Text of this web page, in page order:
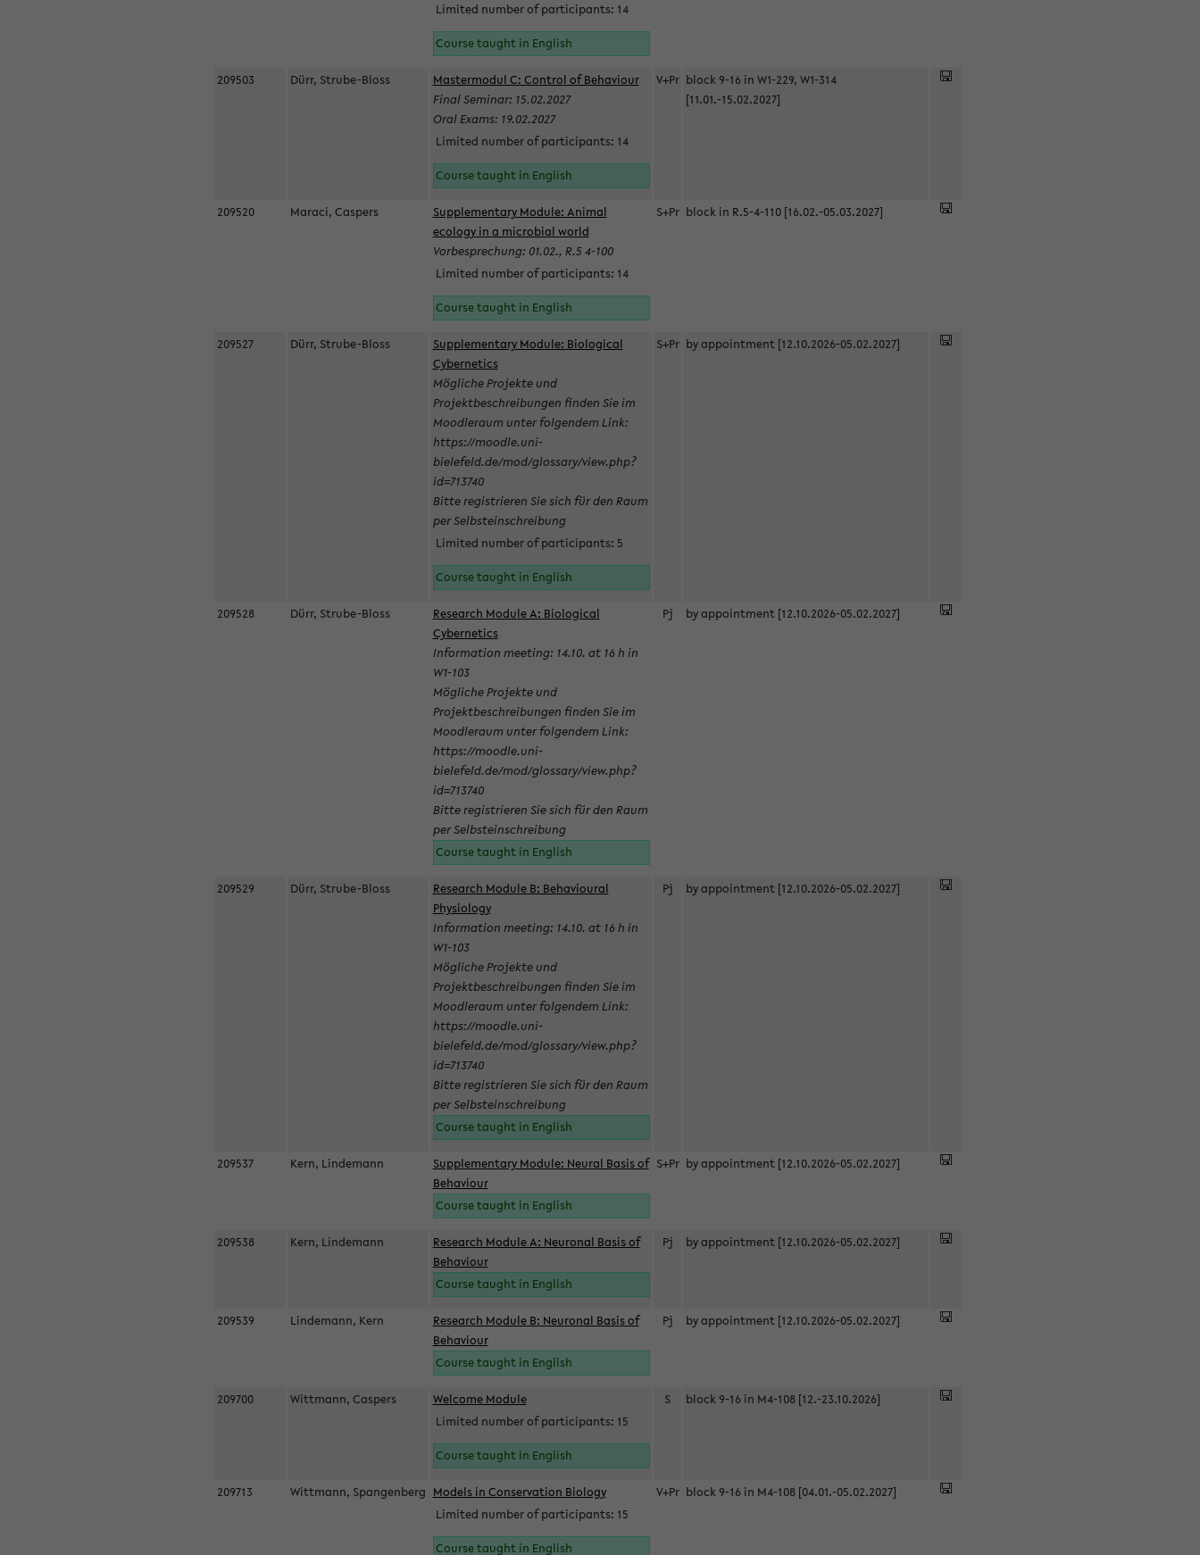
Limited number of participants: 14
Course taught in English
209503 Dürr, Strube-Bloss
Mastermodul C: Control of Behaviour
Final Seminar: 15.02.2027
Oral Exams: 19.02.2027
Limited number of participants: 14
Course taught in English
V+Pr block 9-16 in W1-229, W1-314
[11.01.-15.02.2027]
209520 Maraci, Caspers
Supplementary Module: Animal
ecology in a microbial world
Vorbesprechung: 01.02., R.5 4-100
Limited number of participants: 14
Course taught in English
S+Pr block in R.5-4-110 [16.02.-05.03.2027]
209527 Dürr, Strube-Bloss
Supplementary Module: Biological
Cybernetics
Mögliche Projekte und
Projektbeschreibungen finden Sie im
Moodleraum unter folgendem Link:
https://moodle.uni-
bielefeld.de/mod/glossary/view.php?
id=713740
Bitte registrieren Sie sich für den Raum
per Selbsteinschreibung
Limited number of participants: 5
Course taught in English
S+Pr by appointment [12.10.2026-05.02.2027]
209528 Dürr, Strube-Bloss
Research Module A: Biological
Cybernetics
Information meeting: 14.10. at 16 h in
W1-103
Mögliche Projekte und
Projektbeschreibungen finden Sie im
Moodleraum unter folgendem Link:
https://moodle.uni-
bielefeld.de/mod/glossary/view.php?
id=713740
Bitte registrieren Sie sich für den Raum
per Selbsteinschreibung
Course taught in English
Pj by appointment [12.10.2026-05.02.2027]
209529 Dürr, Strube-Bloss
Research Module B: Behavioural
Physiology
Information meeting: 14.10. at 16 h in
W1-103
Mögliche Projekte und
Projektbeschreibungen finden Sie im
Moodleraum unter folgendem Link:
https://moodle.uni-
bielefeld.de/mod/glossary/view.php?
id=713740
Bitte registrieren Sie sich für den Raum
per Selbsteinschreibung
Course taught in English
Pj by appointment [12.10.2026-05.02.2027]
209537 Kern, Lindemann
Supplementary Module: Neural Basis of
Behaviour
Course taught in English
S+Pr by appointment [12.10.2026-05.02.2027]
209538 Kern, Lindemann
Research Module A: Neuronal Basis of
Behaviour
Course taught in English
Pj by appointment [12.10.2026-05.02.2027]
209539 Lindemann, Kern
Research Module B: Neuronal Basis of
Behaviour
Course taught in English
Pj by appointment [12.10.2026-05.02.2027]
209700 Wittmann, Caspers
Welcome Module
Limited number of participants: 15
Course taught in English
S block 9-16 in M4-108 [12.-23.10.2026]
209713 Wittmann, Spangenberg Models in Conservation Biology
Limited number of participants: 15
Course taught in English
V+Pr block 9-16 in M4-108 [04.01.-05.02.2027]